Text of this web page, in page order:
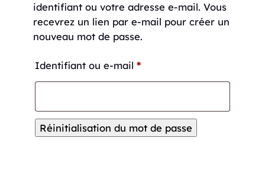
identifiant ou votre adresse e-mail. Vous
recevrez un lien par e-mail pour créer un
nouveau mot de passe.
Identifiant ou e-mail *Obligatoire
Réinitialisation du mot de passe